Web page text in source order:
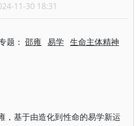
11-30 18:31
题：邵雍 易学 生命主体精神
，基于由造化到性命的易学新运